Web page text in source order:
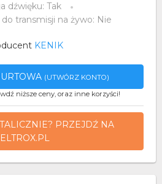
dźwięku: Tak
transmisji na żywo: Nie
KENIK
(UTWÓRZ KONTO)
niższe ceny, oraz inne korzyści!
PRZEJDŹ NA
ELTROX.PL